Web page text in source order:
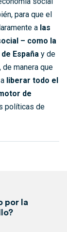
para que el
a las
– como la
España y de
, de manera que
liberar todo el
de
políticas de
por la